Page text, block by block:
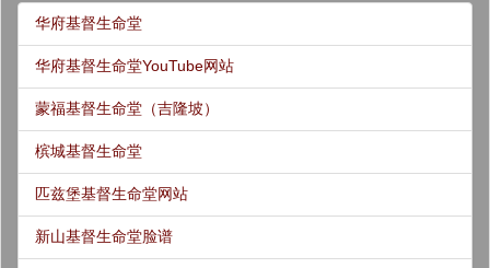
华府基督生命堂
华府基督生命堂YouTube网站
蒙福基督生命堂（吉隆坡）
槟城基督生命堂
匹兹堡基督生命堂网站
新山基督生命堂脸谱